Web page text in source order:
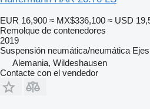
EUR 16,900 ≈ MX$336,100 ≈ USD
Remolque de contenedores
2019
Suspensión neumática/neumática Ejes
Alemania, Wildeshausen
Contacte con el vendedor